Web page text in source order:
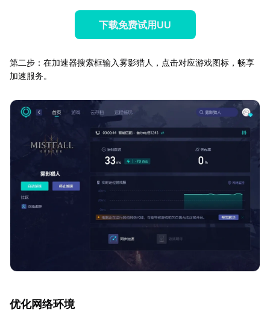
下载免费试用UU
第二步：在加速器搜索框输入雾影猎人，点击对应游戏图标，畅享
加速服务。
优化网络环境